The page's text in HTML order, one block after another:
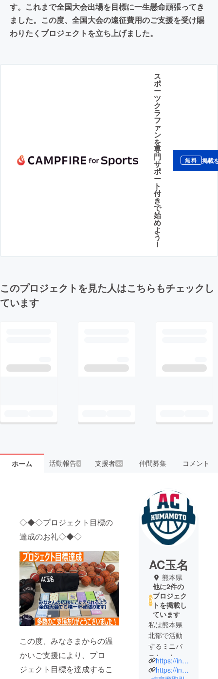
す。これまで全国大会出場を目標に一生懸命頑張ってき
ました。この度、全国大会の遠征費用のご支援を受け賜
わりたくプロジェクトを立ち上げました。
ス
ポ
ー
ツ
ク
ラ
フ
ァ
ン
を
専
門
サ
ポ
ー
ト
付
き
で
始
め
よ
う
！
無料 掲載
このプロジェクトを見た人はこちらもチェックし
ています
ホーム 活動報告8 支援者88 仲間募集 コメント
◇◆◇プロジェクト目標の
達成のお礼◇◆◇
この度、みなさまからの温
かいご支援により、プロ
ジェクト目標を達成するこ
AC玉名
熊本県
他に2件の
プロジェク
トを掲載し
ています
私は熊本県
北部で活動
するミニバ
スケット
ボールクラ
https://instagram.com/actamana?igshid=MzRlODBiNWFlZA==
https://instagram.com/acu.15?igshid=MzRlODBiNWFlZA==